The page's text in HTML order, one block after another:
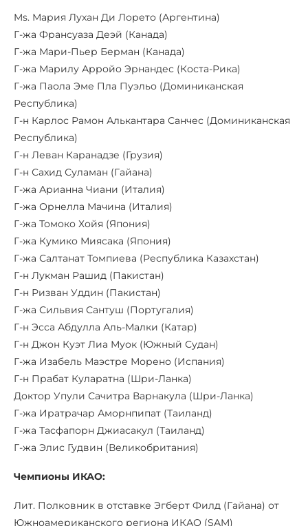
Ms. Мария Лухан Ди Лорето (Аргентина)
Г-жа Франсуаза Деэй (Канада)
Г-жа Мари-Пьер Берман (Канада)
Г-жа Марилу Арройо Эрнандес (Коста-Рика)
Г-жа Паола Эме Пла Пуэльо (Доминиканская
Республика)
Г-н Карлос Рамон Алькантара Санчес (Доминиканская
Республика)
Г-н Леван Каранадзе (Грузия)
Г-н Сахид Суламан (Гайана)
Г-жа Арианна Чиани (Италия)
Г-жа Орнелла Мачина (Италия)
Г-жа Томоко Хойя (Япония)
Г-жа Кумико Миясака (Япония)
Г-жа Салтанат Томпиева (Республика Казахстан)
Г-н Лукман Рашид (Пакистан)
Г-н Ризван Уддин (Пакистан)
Г-жа Сильвия Сантуш (Португалия)
Г-н Эсса Абдулла Аль-Малки (Катар)
Г-н Джон Куэт Лиа Муок (Южный Судан)
Г-жа Изабель Маэстре Морено (Испания)
Г-н Прабат Куларатна (Шри-Ланка)
Доктор Упули Сачитра Варнакула (Шри-Ланка)
Г-жа Иратрачар Аморнпипат (Таиланд)
Г-жа Тасфапорн Джиасакул (Таиланд)
Г-жа Элис Гудвин (Великобритания)
Чемпионы ИКАО:
Лит. Полковник в отставке Эгберт Филд (Гайана) от
Южноамериканского региона ИКАО (SAM)